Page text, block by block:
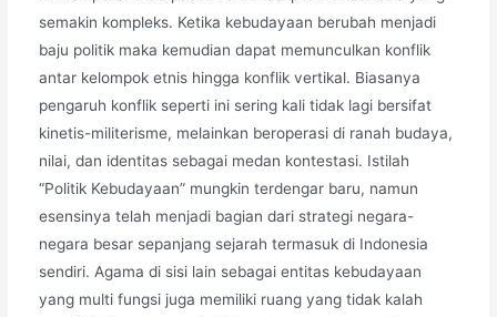
semakin kompleks. Ketika kebudayaan berubah menjadi
baju politik maka kemudian dapat memunculkan konflik
antar kelompok etnis hingga konflik vertikal. Biasanya
pengaruh konflik seperti ini sering kali tidak lagi bersifat
kinetis-militerisme, melainkan beroperasi di ranah budaya,
nilai, dan identitas sebagai medan kontestasi. Istilah
“Politik Kebudayaan” mungkin terdengar baru, namun
esensinya telah menjadi bagian dari strategi negara-
negara besar sepanjang sejarah termasuk di Indonesia
sendiri. Agama di sisi lain sebagai entitas kebudayaan
yang multi fungsi juga memiliki ruang yang tidak kalah